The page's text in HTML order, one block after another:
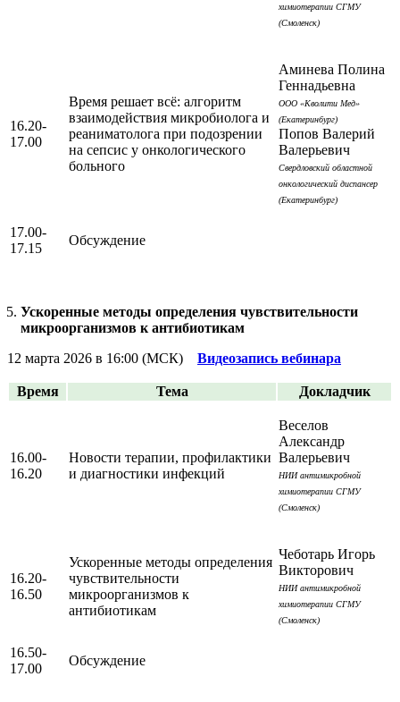
химиотерапии СГМУ
(Смоленск)
16.20-
17.00
Время решает всё: алгоритм
взаимодействия микробиолога и
реаниматолога при подозрении
на сепсис у онкологического
больного
Аминева Полина
Геннадьевна
ООО «Кволити Мед»
(Екатеринбург)
Попов Валерий
Валерьевич
Свердловский областной
онкологический диспансер
(Екатеринбург)
17.00-
17.15
Обсуждение
Ускоренные методы определения чувствительности
микроорганизмов к антибиотикам
12 марта 2026 в 16:00 (МСК) Видеозапись вебинара
Время Тема Докладчик
16.00-
16.20
Новости терапии, профилактики
и диагностики инфекций
Веселов
Александр
Валерьевич
НИИ антимикробной
химиотерапии СГМУ
(Смоленск)
16.20-
16.50
Ускоренные методы определения
чувствительности
микроорганизмов к
антибиотикам
Чеботарь Игорь
Викторович
НИИ антимикробной
химиотерапии СГМУ
(Смоленск)
16.50-
17.00
Обсуждение